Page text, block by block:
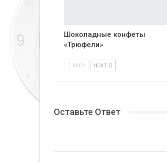
Шоколадные конфеты
«Трюфели»
PREV NEXT
Оставьте Ответ